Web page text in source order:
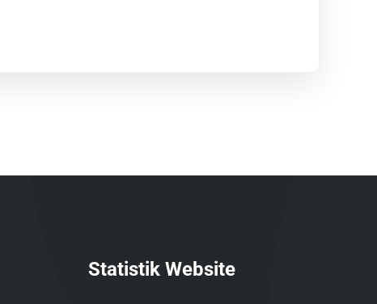
Statistik Website